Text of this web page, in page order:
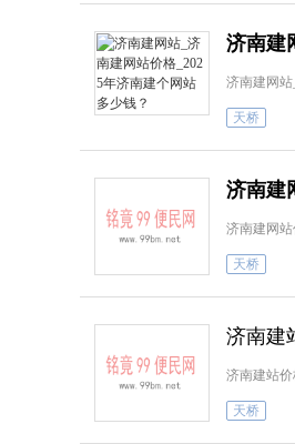
济南建
济南建网
天桥
济南建
济南建网
天桥
济南建
济南建站
天桥